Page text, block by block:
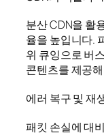
분산 CDN을 활
율을 높입니다.
위 큐잉으로 버
콘텐츠를 제공
에러 복구 및 재
패킷 손실에 대